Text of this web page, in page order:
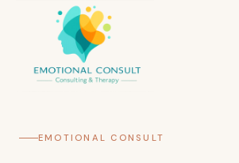
EMOTIONAL CONSULT